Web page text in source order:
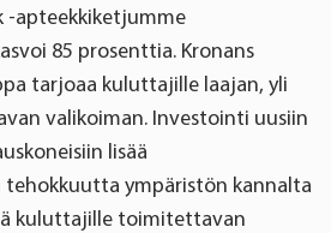
-apteekkiketjumme
85 prosenttia. Kronans
tarjoaa kuluttajille laajan, yli
valikoiman. Investointi uusiin
lisää
ympäristön kannalta
kuluttajille toimitettavan